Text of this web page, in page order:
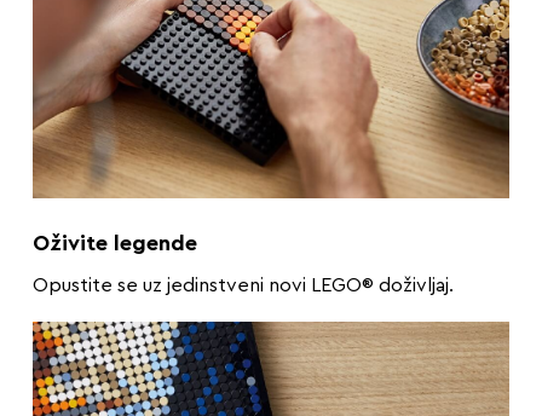
Oživite legende
Opustite se uz jedinstveni novi LEGO® doživljaj.